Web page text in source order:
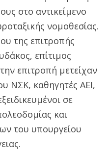
στο αντικείμενο
νομοθεσίας.
της επιτροπής
επίτιμος
επιτροπή μετείχαν
ΝΣΚ, καθηγητές ΑΕΙ,
σε
και
του υπουργείου